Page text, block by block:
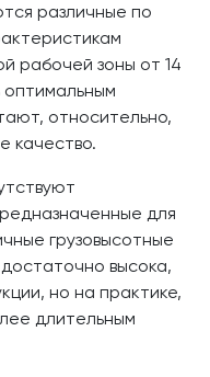
различные по
рабочей зоны от 14
относительно,
качество.
для
грузовысотные
высока,
но на практике,
длительным